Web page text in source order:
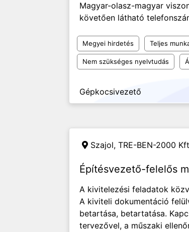
Magyar-olasz-magyar
követően látható
Megyei hirdetés Teljes
Nem szükséges nyelvtudás
Gépkocsivezető
Szajol, TRE-BEN-2000
Építésvezető-felelős
A kivitelezési feladatok
A kiviteli dokumentáció
betartása, betartatása.
tervezővel, a műszaki